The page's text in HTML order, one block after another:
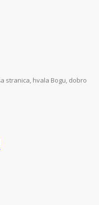
stranica, hvala Bogu, dobro